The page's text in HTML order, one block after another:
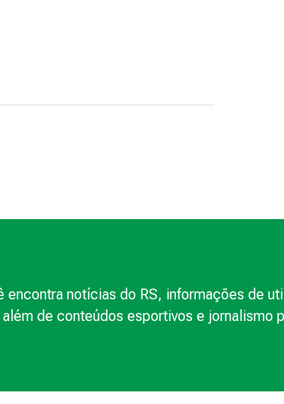
encontra notícias do RS, informações de
de conteúdos esportivos e jornalismo